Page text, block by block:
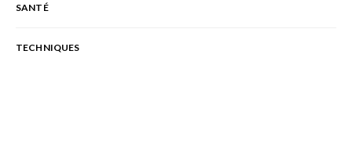
SANTÉ
TECHNIQUES